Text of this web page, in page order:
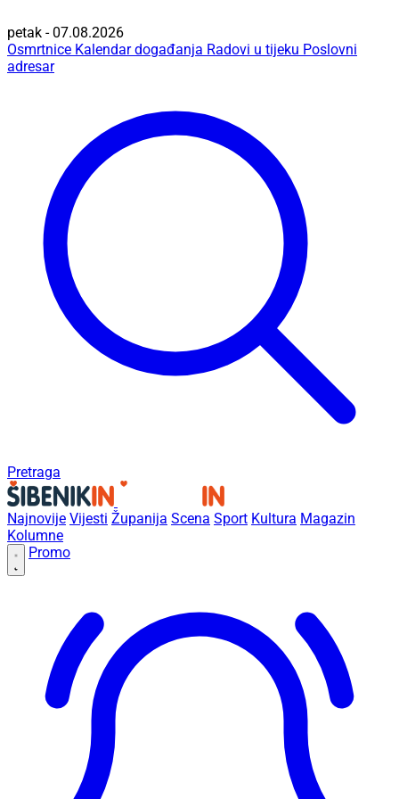
petak - 07.08.2026
Osmrtnice Kalendar događanja Radovi u tijeku Poslovni
adresar
Pretraga
Najnovije Vijesti Županija Scena Sport Kultura Magazin
Kolumne
Promo